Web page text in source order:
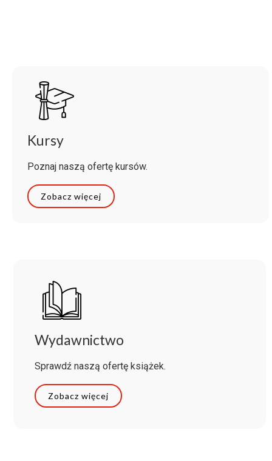
Kursy
Poznaj naszą ofertę kursów.
Zobacz więcej
Wydawnictwo
Sprawdź naszą ofertę książek.
Zobacz więcej